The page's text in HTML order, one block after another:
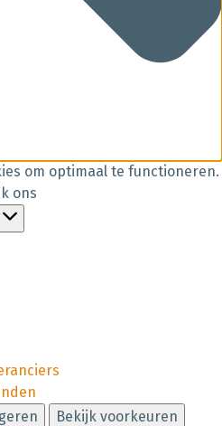
om optimaal te functioneren.
ons
Bekijk voorkeuren